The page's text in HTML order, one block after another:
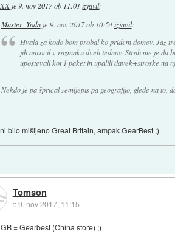
je9. nov 2017 ob 11:01 izjavil:
Master_Yodaje 9. nov 2017 ob 10:54 izjavil:
Hvala za kodo bom probal ko pridem domov. Jaz
jih narocil v razmaku dveh tednov. Strah me je da
upostevali kot 1 paket in upalili davek+stroske na
Nekdo je pa šprical zemljepis pa geografijo, glede na to,
bilo mišljeno Great Britain, ampak GearBest ;)
Tomson
::9. nov 2017, 11:15
= Gearbest (China store) ;)